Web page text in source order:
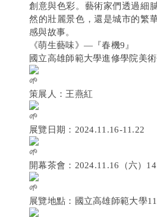
創意與色彩。藝術家們透過細
然的壯麗景色，還是城市的繁
感與故事。
《萌生藝味》—『春機9』
國立高雄師範大學進修學院美
策展人：王燕紅
展覽日期：2024.11.16-11.22
開幕茶會：2024.11.16（六）
展覽地點：國立高雄師範大學